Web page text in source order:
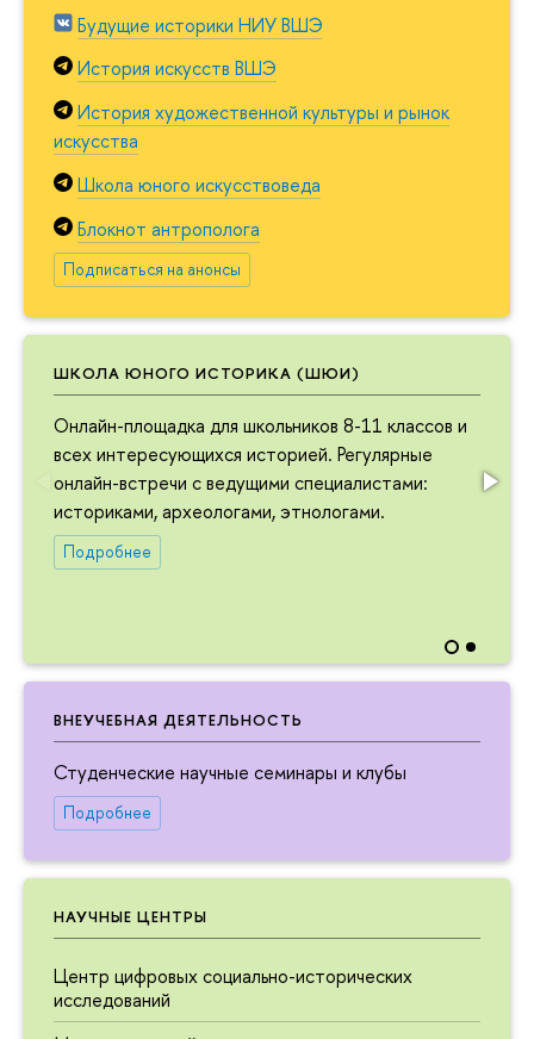
Будущие историки НИУ ВШЭ
История искусств ВШЭ
История художественной культуры и рынок
искусства
Школа юного искусствоведа
Блокнот антрополога
Подписаться на анонсы
ШКОЛА ЮНОГО ИСТОРИКА (ШЮИ)
Онлайн-площадка для школьников 8-11 классов и
всех интересующихся историей. Регулярные
онлайн-встречи с ведущими специалистами:
историками, археологами, этнологами.
Подробнее
ВНЕУЧЕБНАЯ ДЕЯТЕЛЬНОСТЬ
Студенческие научные семинары и клубы
Подробнее
НАУЧНЫЕ ЦЕНТРЫ
Центр цифровых социально-исторических
исследований